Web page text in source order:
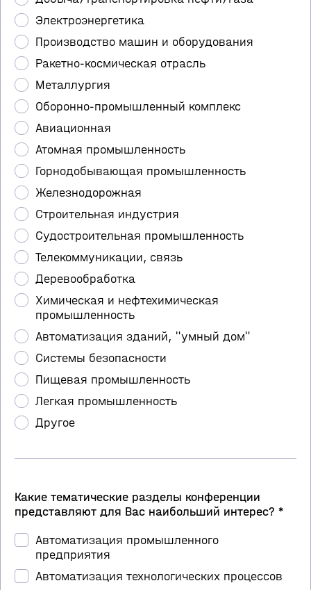
Электроэнергетика
Производство машин и оборудования
Ракетно-космическая отрасль
Металлургия
Оборонно-промышленный комплекс
Авиационная
Атомная промышленность
Горнодобывающая промышленность
Железнодорожная
Строительная индустрия
Судостроительная промышленность
Телекоммуникации, связь
Деревообработка
Химическая и нефтехимическая
промышленность
Автоматизация зданий, "умный дом"
Системы безопасности
Пищевая промышленность
Легкая промышленность
Другое
Какие тематические разделы конференции
представляют для Вас наибольший интерес? *
Автоматизация промышленного
предприятия
Автоматизация технологических процессов